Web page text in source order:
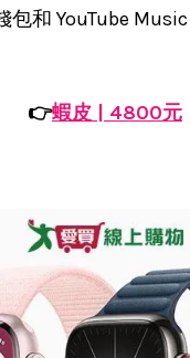
包和 YouTube
👉蝦皮 | 4800元